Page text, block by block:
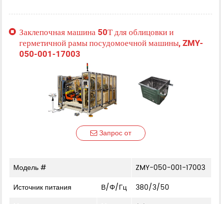
Заклепочная машина 50Т для облицовки и
герметичной рамы посудомоечной машины, ZMY-
050-001-17003
Запрос от
Модель #
ZMY-050-001-17003
Источник питания
В/Φ/Гц
380/3/50